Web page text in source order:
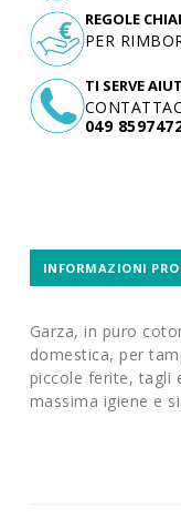
TI SERVE
049
REGOLE
PER
INFORMAZIONI
Garza, in puro
domestica, per
piccole ferite, tagli
massima igiene e